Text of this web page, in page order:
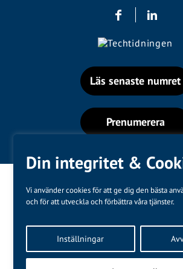
Din integritet &
Vi använder cookies för att ge dig den bästa
och för att utveckla och förbättra våra tjänster.
Inställningar
Läs senaste numret
Prenumerera
Kundtjänst